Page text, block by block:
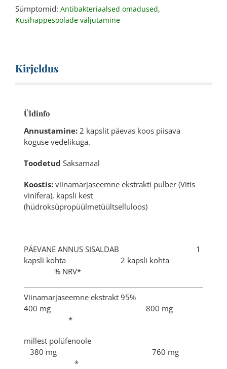
Sümptomid: Antibakteriaalsed omadused,
Kusihappesoolade väljutamine
Kirjeldus
Üldinfo
Annustamine:2 kapslit päevas koos piisava
koguse vedelikuga.
Toodetud Saksamaal
Koostis:viinamarjaseemne ekstrakti pulber (Vitis
vinifera), kapsli kest
(hüdroksüpropüülmetüültselluloos)
PÄEVANE ANNUS SISALDAB 1
kapsli kohta 2 kapsli kohta
% NRV*
Viinamarjaseemne ekstrakt 95%
400 mg 800 mg
*
millest polüfenoole
380 mg 760 mg
*